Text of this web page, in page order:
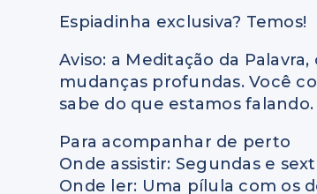
Espiadinha exclusiva? Temos!
Aviso: a Meditação da
mudanças profundas. Você
sabe do que estamos
Para acompanhar de perto
Onde assistir: Segundas e
Onde ler: Uma pílula com os